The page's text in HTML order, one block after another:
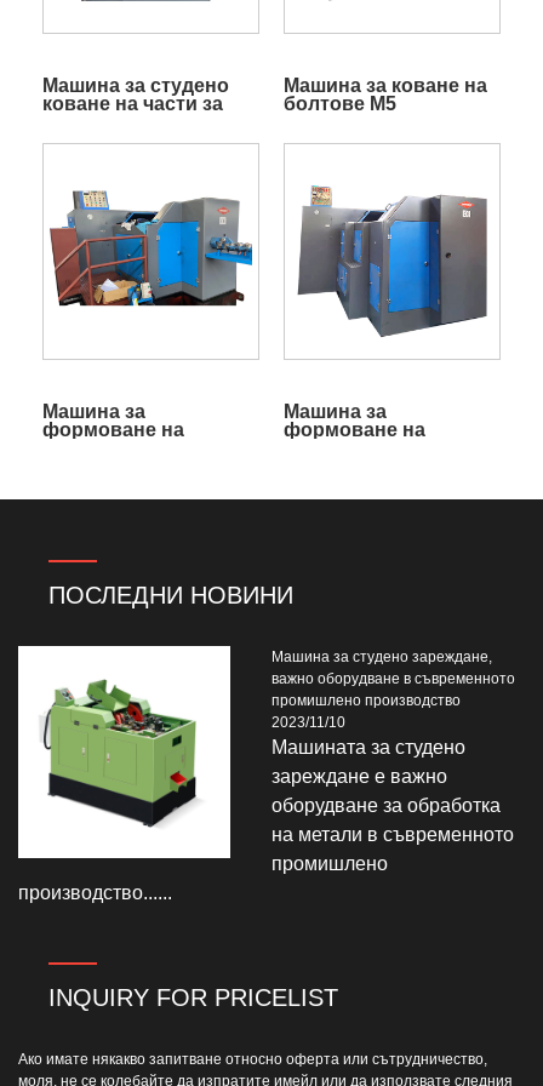
Машина за студено
коване на части за
Машина за коване на
болтове M5
Машина за
формоване на
Машина за
формоване на
ПОСЛЕДНИ НОВИНИ
Машина за студено зареждане,
важно оборудване в съвременното
промишлено производство
2023/11/10
Машината за студено
зареждане е важно
оборудване за обработка
на метали в съвременното
промишлено
производство......
INQUIRY FOR PRICELIST
Ако имате някакво запитване относно оферта или сътрудничество,
моля, не се колебайте да изпратите имейл или да използвате следния